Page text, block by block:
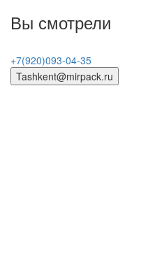
Вы смотрели
+7(920)093-04-35
Tashkent@mirpack.ru